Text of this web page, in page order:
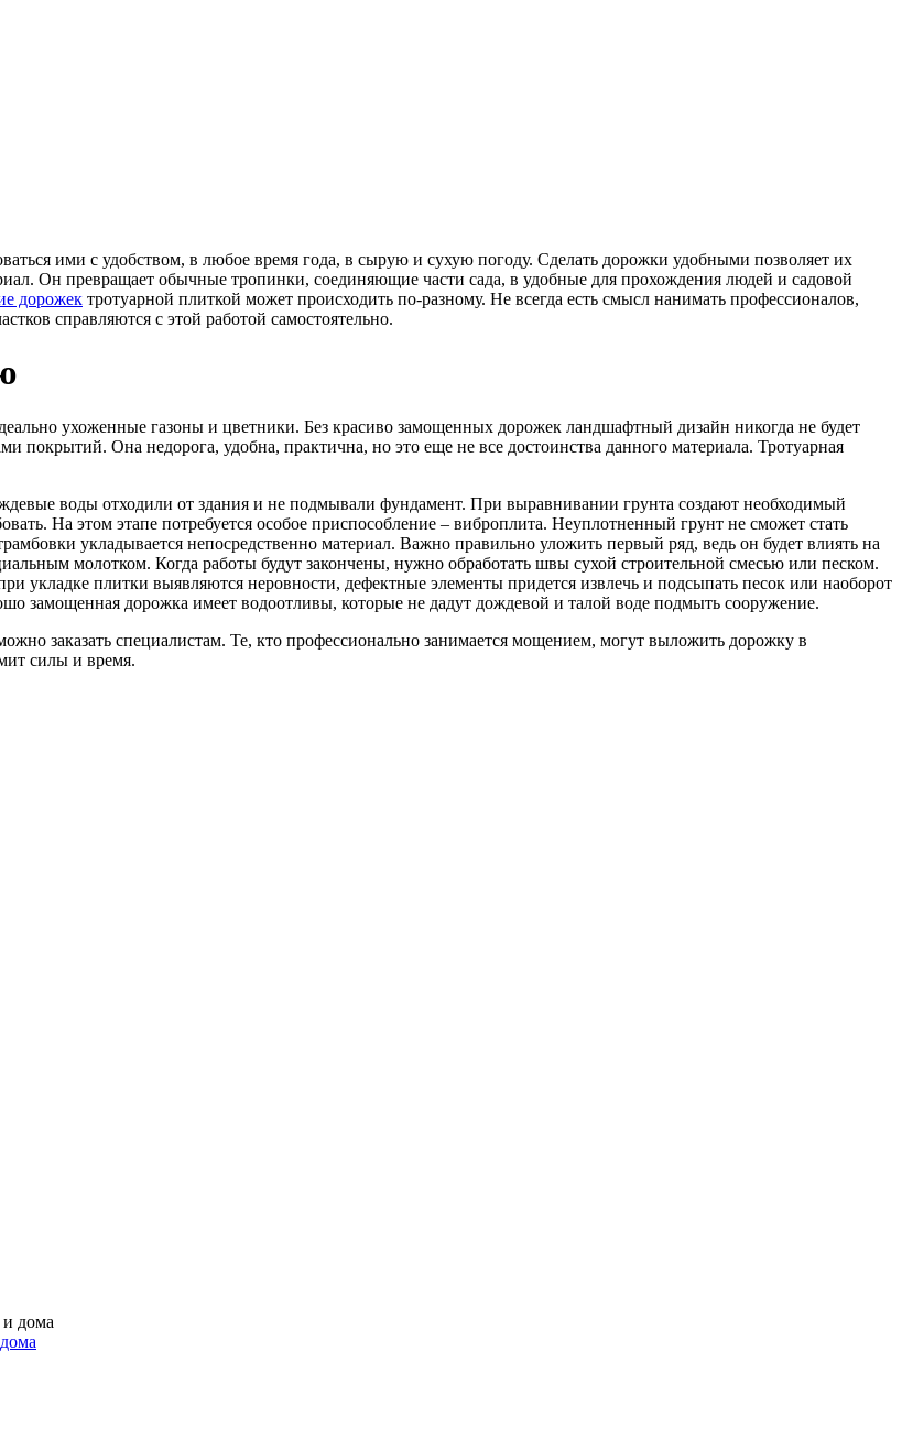
ими с удобством, в любое время года, в сырую и сухую погоду. Сделать дорожки удобными позволяет их
Он превращает обычные тропинки, соединяющие части сада, в удобные для прохождения людей и садовой
дорожек тротуарной плиткой может происходить по-разному. Не всегда есть смысл нанимать профессионалов,
справляются с этой работой самостоятельно.
ухоженные газоны и цветники. Без красиво замощенных дорожек ландшафтный дизайн никогда не будет
Она недорога, удобна, практична, но это еще не все достоинства данного материала. Тротуарная
воды отходили от здания и не подмывали фундамент. При выравнивании грунта создают необходимый
На этом этапе потребуется особое приспособление – виброплита. Неуплотненный грунт не сможет стать
укладывается непосредственно материал. Важно правильно уложить первый ряд, ведь он будет влиять на
молотком. Когда работы будут закончены, нужно обработать швы сухой строительной смесью или песком.
плитки выявляются неровности, дефектные элементы придется извлечь и подсыпать песок или наоборот
замощенная дорожка имеет водоотливы, которые не дадут дождевой и талой воде подмыть сооружение.
заказать специалистам. Те, кто профессионально занимается мощением, могут выложить дорожку в
силы и время.